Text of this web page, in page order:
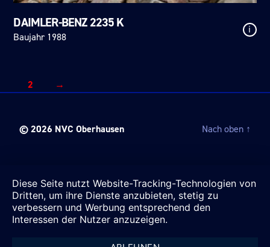
DAIMLER-BENZ 2235 K
Baujahr 1988
i
2 →
© 2026 NVC Oberhausen Nach oben ↑
Diese Seite nutzt Website-Tracking-Technologien von
Dritten, um ihre Dienste anzubieten, stetig zu
verbessern und Werbung entsprechend den
Interessen der Nutzer anzuzeigen.